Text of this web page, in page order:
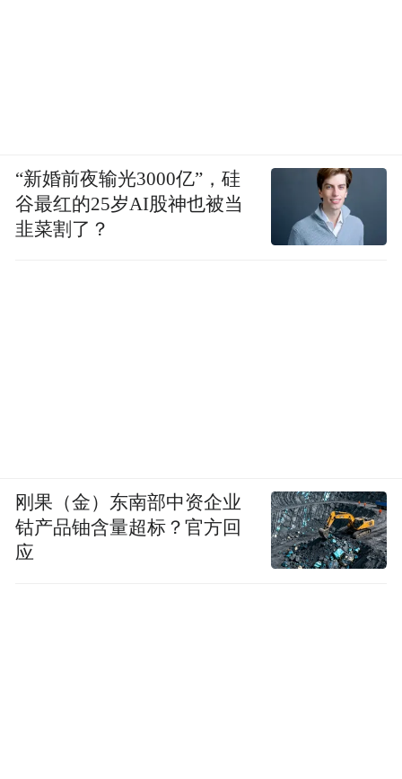
“新婚前夜输光3000亿”，硅
谷最红的25岁AI股神也被当
韭菜割了？
刚果（金）东南部中资企业
钴产品铀含量超标？官方回
应